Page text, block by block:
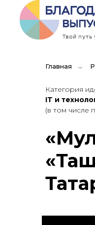
Главная →
Категория
IT и
(в том числе